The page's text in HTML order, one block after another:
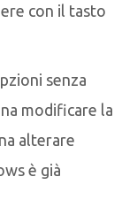
con il tasto
senza
modificare la
alterare
è già